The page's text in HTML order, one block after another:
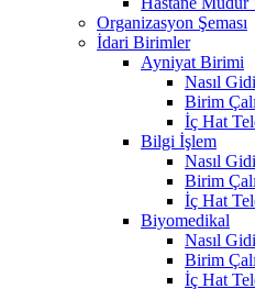
Organizasyon Şeması
İdari Birimler
Ayniyat Birimi
Nasıl
Birim
İç Hat
Bilgi İşlem
Nasıl
Birim
İç Hat
Biyomedikal
Nasıl
Birim
İç Hat